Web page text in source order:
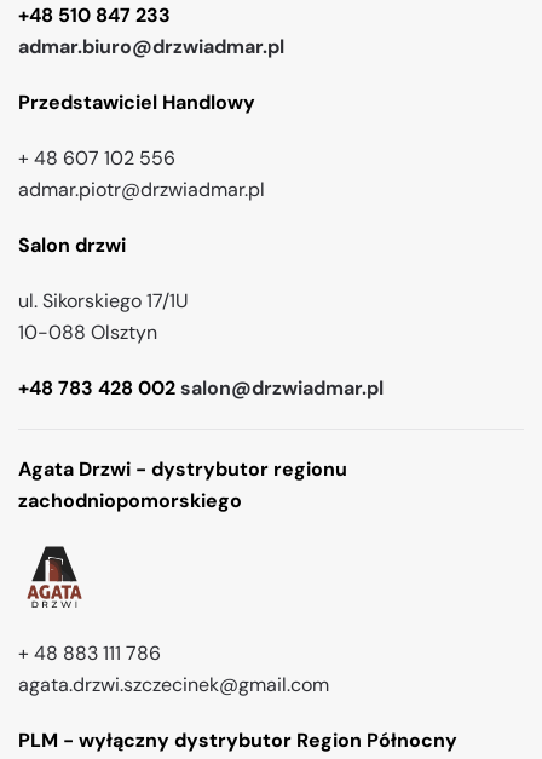
+48 510 847 233
admar.biuro@drzwiadmar.pl
Przedstawiciel Handlowy
+ 48 607 102 556
admar.piotr@drzwiadmar.pl
Salon drzwi
ul. Sikorskiego 17/1U
10-088 Olsztyn
+48 783 428 002salon@drzwiadmar.pl
Agata Drzwi - dystrybutor regionu
zachodniopomorskiego
+ 48 883 111 786
agata.drzwi.szczecinek@gmail.com
PLM - wyłączny dystrybutor Region Północny